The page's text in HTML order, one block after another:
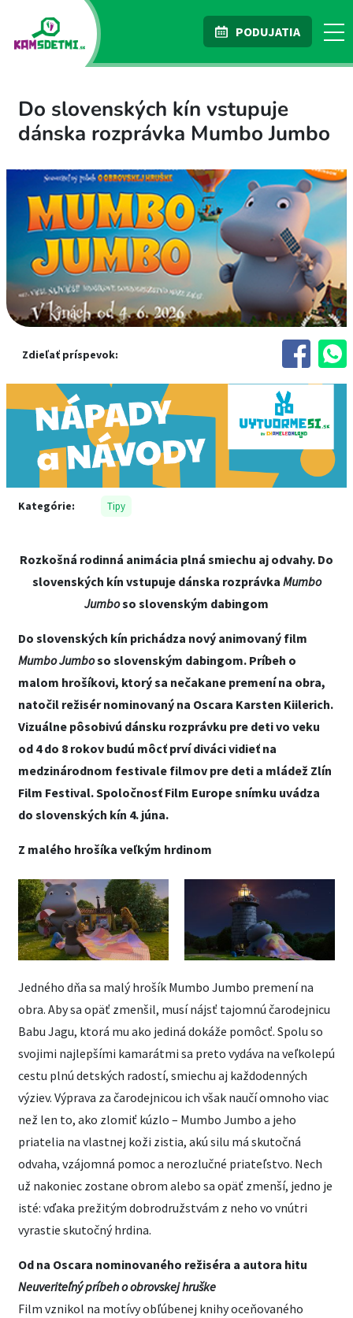
PODUJATIA
Do slovenských kín vstupuje
dánska rozprávka Mumbo Jumbo
Zdieľať príspevok:
Kategórie: Tipy
Rozkošná rodinná animácia plná smiechu aj odvahy. Do
slovenských kín vstupuje dánska rozprávka Mumbo
Jumboso slovenským dabingom
Do slovenských kín prichádza nový animovaný film
Mumbo Jumboso slovenským dabingom. Príbeh o
malom hrošíkovi, ktorý sa nečakane premení na obra,
natočil režisér nominovaný na Oscara Karsten Kiilerich.
Vizuálne pôsobivú dánsku rozprávku pre deti vo veku
od 4 do 8 rokov budú môcť prví diváci vidieť na
medzinárodnom festivale filmov pre deti a mládež Zlín
Film Festival. Spoločnosť Film Europe snímku uvádza
do slovenských kín 4. júna.
Z malého hrošíka veľkým hrdinom
Jedného dňa sa malý hrošík Mumbo Jumbo premení na
obra. Aby sa opäť zmenšil, musí nájsť tajomnú čarodejnicu
Babu Jagu, ktorá mu ako jediná dokáže pomôcť. Spolu so
svojimi najlepšími kamarátmi sa preto vydáva na veľkolepú
cestu plnú detských radostí, smiechu aj každodenných
výziev. Výprava za čarodejnicou ich však naučí omnoho viac
než len to, ako zlomiť kúzlo – Mumbo Jumbo a jeho
priatelia na vlastnej koži zistia, akú silu má skutočná
odvaha, vzájomná pomoc a nerozlučné priateľstvo. Nech
už nakoniec zostane obrom alebo sa opäť zmenší, jedno je
isté: vďaka prežitým dobrodružstvám z neho vo vnútri
vyrastie skutočný hrdina.
Od na Oscara nominovaného režiséra a autora hitu
Neuveriteľný príbeh o obrovskej hruške
Film vznikol na motívy obľúbenej knihy oceňovaného